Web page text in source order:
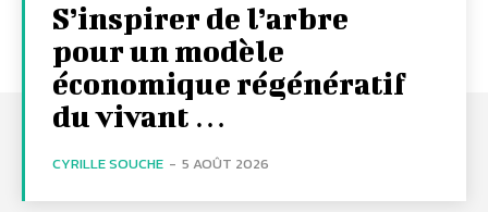
S’inspirer de l’arbre
pour un modèle
économique régénératif
du vivant …
CYRILLE SOUCHE - 5 AOÛT 2026